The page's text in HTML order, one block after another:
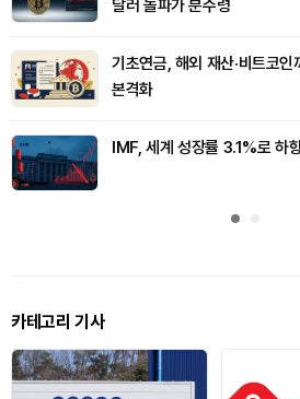
달러 돌파가 분수령
기초연금, 해외 재산·비트코
본격화
IMF, 세계 성장률 3.1%로 하
카테고리 기사